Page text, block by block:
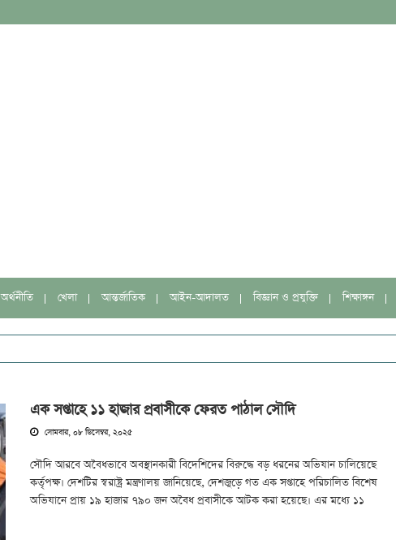
অর্থনীতি খেলা আন্তর্জাতিক আইন-আদালত বিজ্ঞান ও প্রযুক্তি শিক্ষাঙ্গন
এক সপ্তাহে ১১ হাজার প্রবাসীকে ফেরত পাঠাল সৌদি
সোমবার, ০৮ ডিসেম্বর, ২০২৫
সৌদি আরবে অবৈধভাবে অবস্থানকারী বিদেশিদের বিরুদ্ধে বড় ধরনের অভিযান চালিয়েছে
কর্তৃপক্ষ। দেশটির স্বরাষ্ট্র মন্ত্রণালয় জানিয়েছে, দেশজুড়ে গত এক সপ্তাহে পরিচালিত বিশেষ
অভিযানে প্রায় ১৯ হাজার ৭৯০ জন অবৈধ প্রবাসীকে আটক করা হয়েছে। এর মধ্যে ১১